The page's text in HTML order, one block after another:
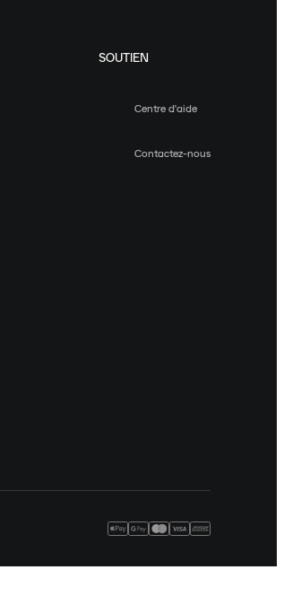
SOUTIEN
Centre d'aide
Contactez-nous